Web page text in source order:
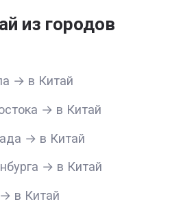
из городов
→ в Китай
→ в Китай
→ в Китай
→ в Китай
в Китай